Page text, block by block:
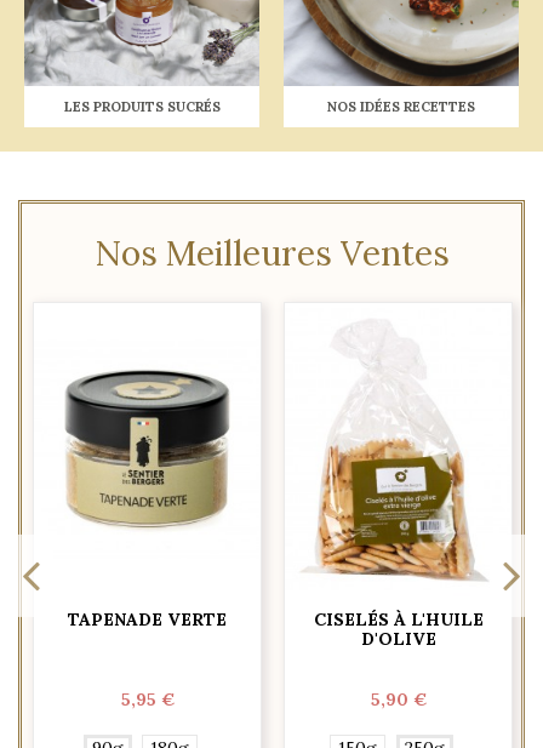
LES PRODUITS SUCRÉS NOS IDÉES RECETTES
Nos Meilleures Ventes
TAPENADE VERTE
5,95 €
CISELÉS À L'HUILE
D'OLIVE
5,90 €